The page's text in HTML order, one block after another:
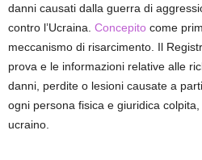
danni causati dalla guerra di
contro l’Ucraina. Concepito come
meccanismo di risarcimento. Il
prova e le informazioni relative alle
danni, perdite o lesioni causate a
ogni persona fisica e giuridica
ucraino.